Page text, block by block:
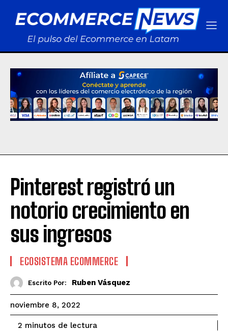
Pinterest registró un
notorio crecimiento en
sus ingresos
ECOSISTEMA ECOMMERCE
Escrito Por: Ruben Vásquez
noviembre 8, 2022
2 minutos de lectura